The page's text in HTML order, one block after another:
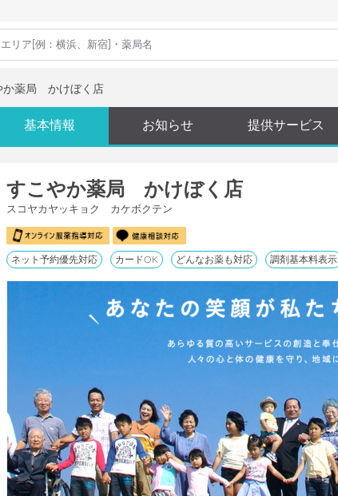
か薬局 かけぼく店
基本情報 お知らせ 提供サービス
すこやか薬局 かけぼく店
スコヤカヤッキョク カケボクテン
ネット予約優先対応 カードOK どんなお薬も対応 調剤基本料表示